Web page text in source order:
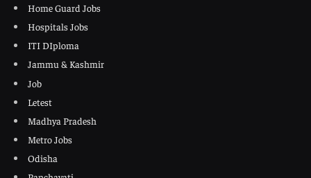
Home Guard Jobs
Hospitals Jobs
ITI DIploma
Jammu & Kashmir
Job
Letest
Madhya Pradesh
Metro Jobs
Odisha